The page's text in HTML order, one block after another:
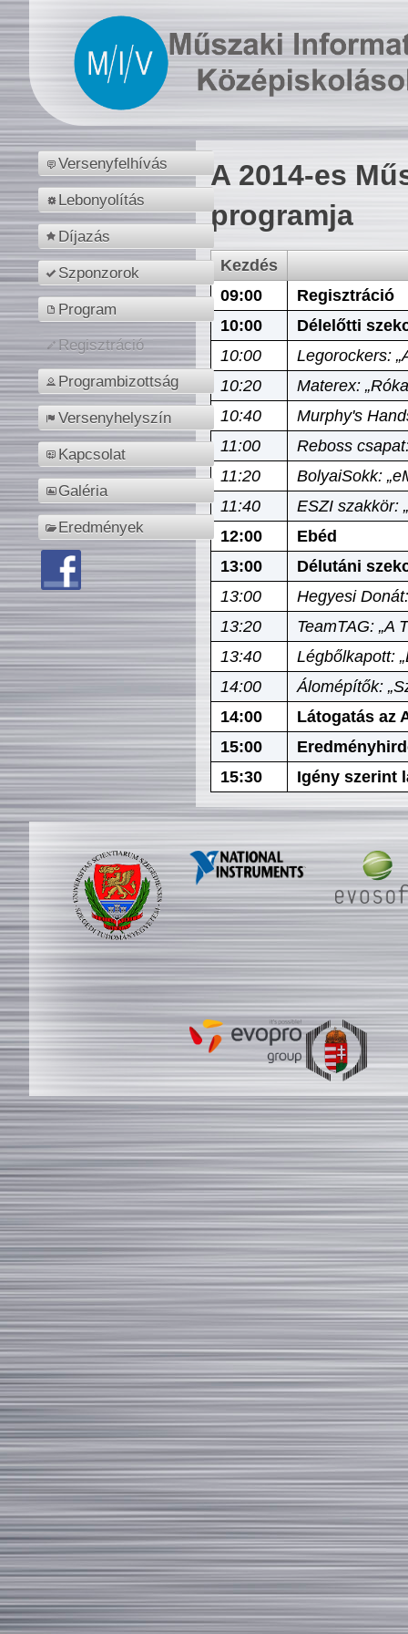
Versenyfelhívás
Lebonyolítás
Díjazás
Szponzorok
Program
Regisztráció
Programbizottság
Versenyhelyszín
Kapcsolat
Galéria
Eredmények
A 2014-es
programja
Kezdés
09:00
Regisztráció
10:00
Délelőtti
10:00
Legorockers:
10:20
Materex:
10:40
Murphy's
11:00
Reboss
11:20
BolyaiSokk:
11:40
ESZI szakkör:
12:00
Ebéd
13:00
Délutáni
13:00
Hegyesi
13:20
TeamTAG: „A
13:40
Légbőlkapott:
14:00
Álomépítők:
14:00
Látogatás az
15:00
15:30
Igény szerint